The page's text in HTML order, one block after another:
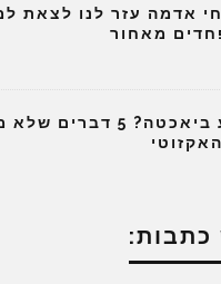
אדמה עזר לנו לצאת
מאחור
הוזמנתם לשבוע ביאכטה? 5
כתבות: